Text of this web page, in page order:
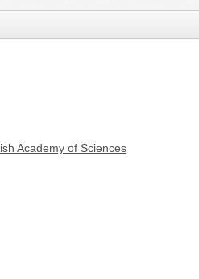
Academy of Sciences